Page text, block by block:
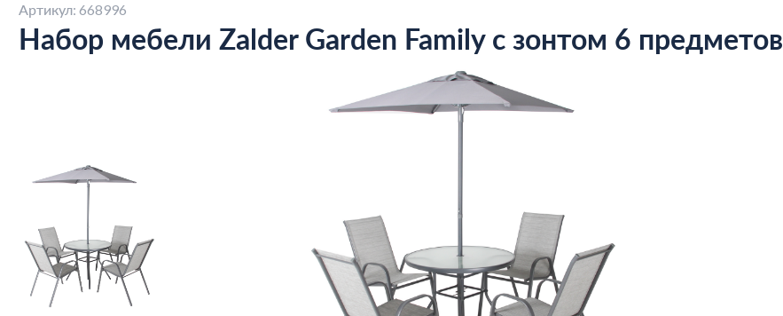
Артикул: 668996
Набор мебели Zalder Garden Family с зонтом 6 предметов